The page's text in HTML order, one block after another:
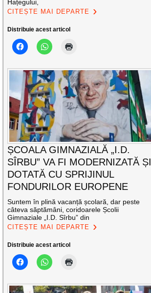
Hațegului,
CITEȘTE MAI DEPARTE
Distribuie acest articol
ȘCOALA GIMNAZIALĂ „I.D.
SÎRBU” VA FI MODERNIZATĂ ȘI
DOTATĂ CU SPRIJINUL
FONDURILOR EUROPENE
Suntem în plină vacanță școlară, dar peste
câteva săptămâni, coridoarele Școlii
Gimnaziale „I.D. Sîrbu” din
CITEȘTE MAI DEPARTE
Distribuie acest articol